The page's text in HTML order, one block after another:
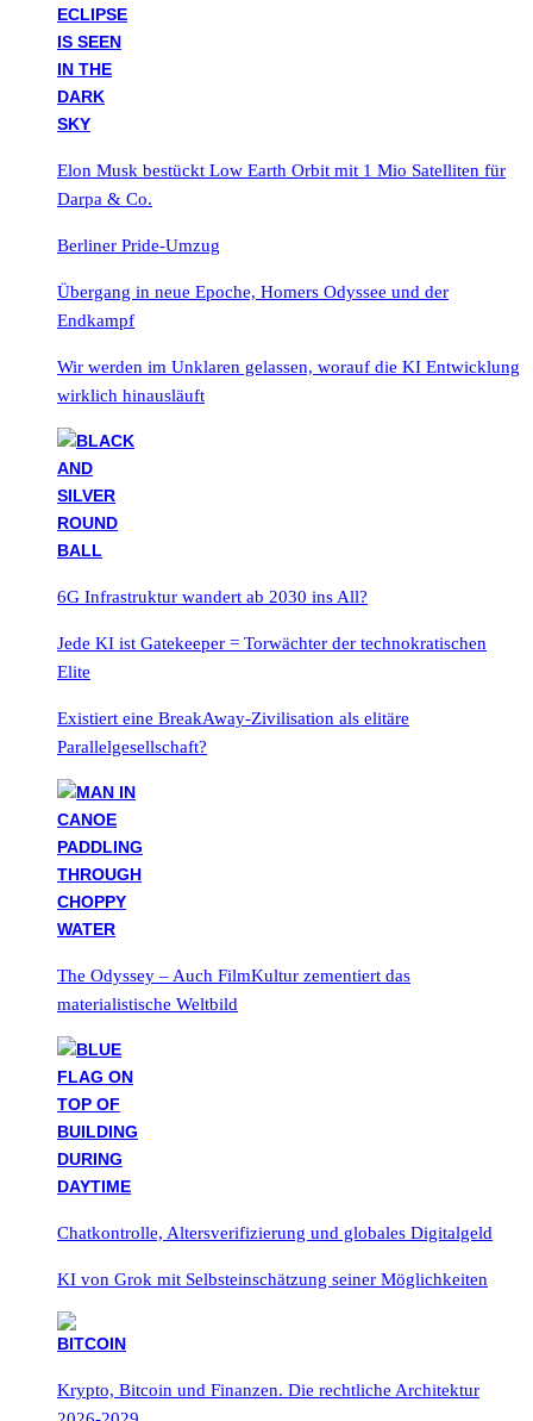
Elon Musk bestückt Low Earth Orbit mit 1 Mio Satelliten für
Darpa & Co.
Berliner Pride-Umzug
Übergang in neue Epoche, Homers Odyssee und der
Endkampf
Wir werden im Unklaren gelassen, worauf die KI Entwicklung
wirklich hinausläuft
6G Infrastruktur wandert ab 2030 ins All?
Jede KI ist Gatekeeper = Torwächter der technokratischen
Elite
Existiert eine BreakAway-Zivilisation als elitäre
Parallelgesellschaft?
The Odyssey – Auch FilmKultur zementiert das
materialistische Weltbild
Chatkontrolle, Altersverifizierung und globales Digitalgeld
KI von Grok mit Selbsteinschätzung seiner Möglichkeiten
Krypto, Bitcoin und Finanzen. Die rechtliche Architektur